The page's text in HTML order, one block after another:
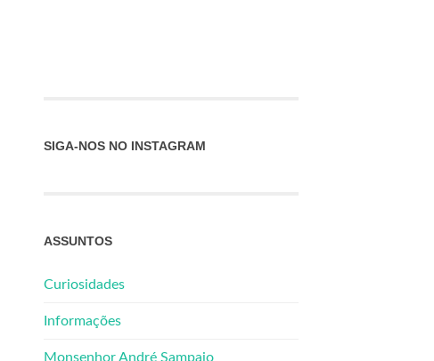
SIGA-NOS NO INSTAGRAM
ASSUNTOS
Curiosidades
Informações
Monsenhor André Sampaio